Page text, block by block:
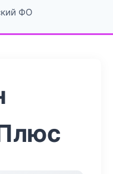
ФО